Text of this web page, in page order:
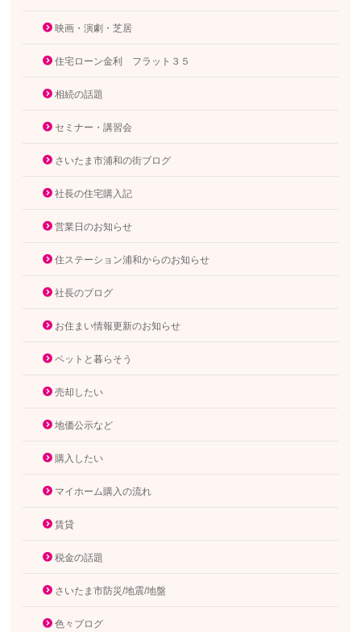
映画・演劇・芝居
住宅ローン金利 フラット３５
相続の話題
セミナー・講習会
さいたま市浦和の街ブログ
社長の住宅購入記
営業日のお知らせ
住ステーション浦和からのお知らせ
社長のブログ
お住まい情報更新のお知らせ
ペットと暮らそう
売却したい
地価公示など
購入したい
マイホーム購入の流れ
賃貸
税金の話題
さいたま市防災/地震/地盤
色々ブログ